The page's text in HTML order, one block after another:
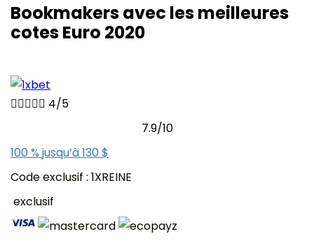
Bookmakers avec les meilleures
cotes Euro 2020
 4/5
7.9/10
100 % jusqu’à 130 $
Code exclusif : 1XREINE
exclusif